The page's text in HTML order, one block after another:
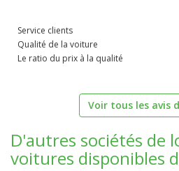
Service clients
Qualité de la voiture
Le ratio du prix à la qualité
Voir tous les avis
D'autres sociétés de
voitures disponibles